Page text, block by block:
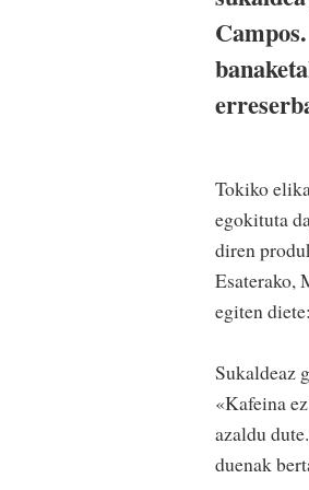
Tokiko
egokituta
diren
Esaterako,
egiten
Sukaldeaz
«Kafeina
azaldu
duenak